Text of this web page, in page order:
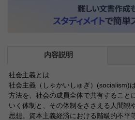
内容説明
社会主義とは
社会主義（しゃかいしゅぎ）(socialism)
方法を、社会の成員全体で共有すること
いく体制と、その体制をささえる人間観
思想。資本主義経済における階級的不平